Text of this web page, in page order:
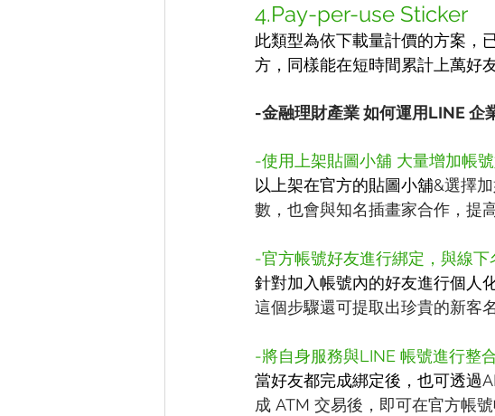
4.Pay-per-use Sticker
此類型為依下載量計價的方案，
方，同樣能在短時間累計上萬好友
-金融理財產業 如何運用LINE 企
-使用上架貼圖小舖 大量增加帳
以上架在官方的貼圖小舖&選擇
數，也會與知名插畫家合作，提
-官方帳號好友進行綁定，與線下
針對加入帳號內的好友進行個人
這個步驟還可提取出珍貴的新客
-將自身服務與LINE 帳號進行整
當好友都完成綁定後，也可透過
成 ATM 交易後，即可在官方帳